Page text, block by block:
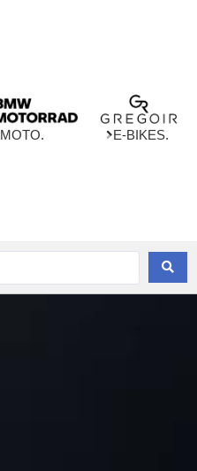
MOTO. E-BIKES.